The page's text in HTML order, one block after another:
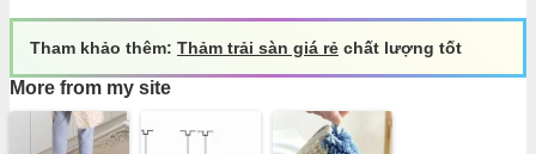
Tham khảo thêm: Thảm trải sàn giá rẻ chất lượng tốt
More from my site